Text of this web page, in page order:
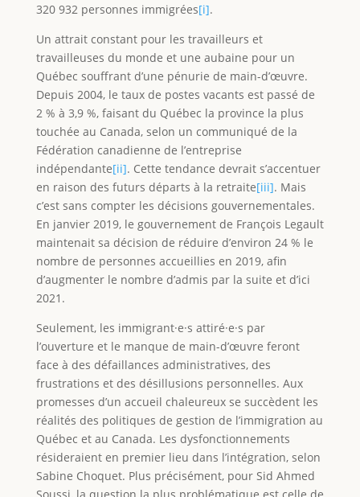
320 932 personnes immigrées[i].
Un attrait constant pour les travailleurs et
travailleuses du monde et une aubaine pour un
Québec souffrant d’une pénurie de main-d’œuvre.
Depuis 2004, le taux de postes vacants est passé de
2 % à 3,9 %, faisant du Québec la province la plus
touchée au Canada, selon un communiqué de la
Fédération canadienne de l’entreprise
indépendante[ii]. Cette tendance devrait s’accentuer
en raison des futurs départs à la retraite[iii]. Mais
c’est sans compter les décisions gouvernementales.
En janvier 2019, le gouvernement de François Legault
maintenait sa décision de réduire d’environ 24 % le
nombre de personnes accueillies en 2019, afin
d’augmenter le nombre d’admis par la suite et d’ici
2021.
Seulement, les immigrant·e·s attiré·e·s par
l’ouverture et le manque de main-d’œuvre feront
face à des défaillances administratives, des
frustrations et des désillusions personnelles. Aux
promesses d’un accueil chaleureux se succèdent les
réalités des politiques de gestion de l’immigration au
Québec et au Canada. Les dysfonctionnements
résideraient en premier lieu dans l’intégration, selon
Sabine Choquet. Plus précisément, pour Sid Ahmed